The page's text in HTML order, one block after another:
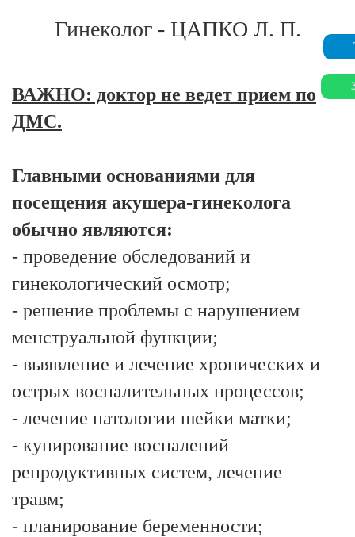
Гинеколог - ЦАПКО Л. П.
ВАЖНО: доктор не ведет прием по
ДМС.
Главными основаниями для
посещения акушера-гинеколога
обычно являются:
- проведение обследований и
гинекологический осмотр;
- решение проблемы с нарушением
менструальной функции;
- выявление и лечение хронических и
острых воспалительных процессов;
- лечение патологии шейки матки;
- купирование воспалений
репродуктивных систем, лечение
травм;
- планирование беременности;